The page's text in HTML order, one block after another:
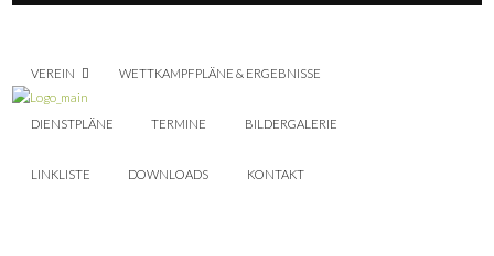
VEREIN WETTKAMPFPLÄNE & ERGEBNISSE
DIENSTPLÄNE TERMINE BILDERGALERIE
LINKLISTE DOWNLOADS KONTAKT